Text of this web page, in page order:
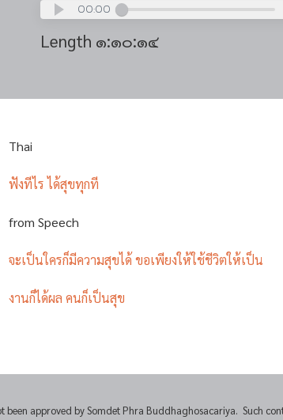
00:00
Length ๑:๑๐:๑๔
Thai
ฟังทีไร ได้สุขทุกที
from Speech
จะเป็นใครก็มีความสุขได้ ขอเพียงให้ใช้ชีวิตให้เป็น
งานก็ได้ผล คนก็เป็นสุข
approved by Somdet Phra Buddhaghosacariya. Such